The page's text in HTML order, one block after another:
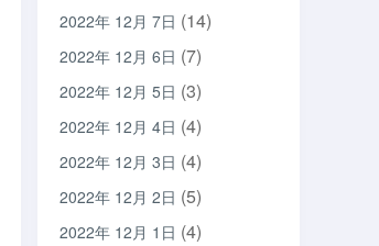
2022年 12月 7日 (14)
2022年 12月 6日 (7)
2022年 12月 5日 (3)
2022年 12月 4日 (4)
2022年 12月 3日 (4)
2022年 12月 2日 (5)
2022年 12月 1日 (4)